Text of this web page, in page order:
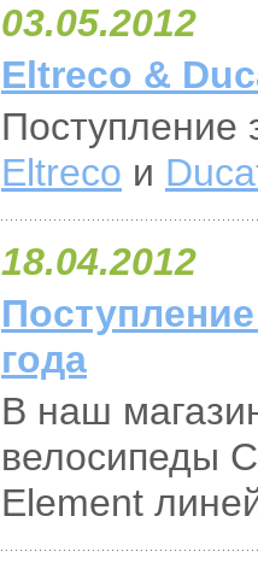
03.05.2012
Eltreco &
Поступление
Eltreco и
18.04.2012
года
В наш
велосипеды
Element